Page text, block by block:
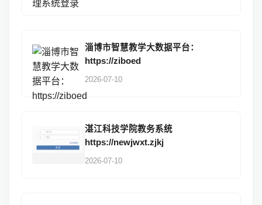
淄博市智慧教学大数据平台：
https://ziboed
2026-07-10
湛江科技学院教务系统
https://newjwxt.zjkj
2026-07-10